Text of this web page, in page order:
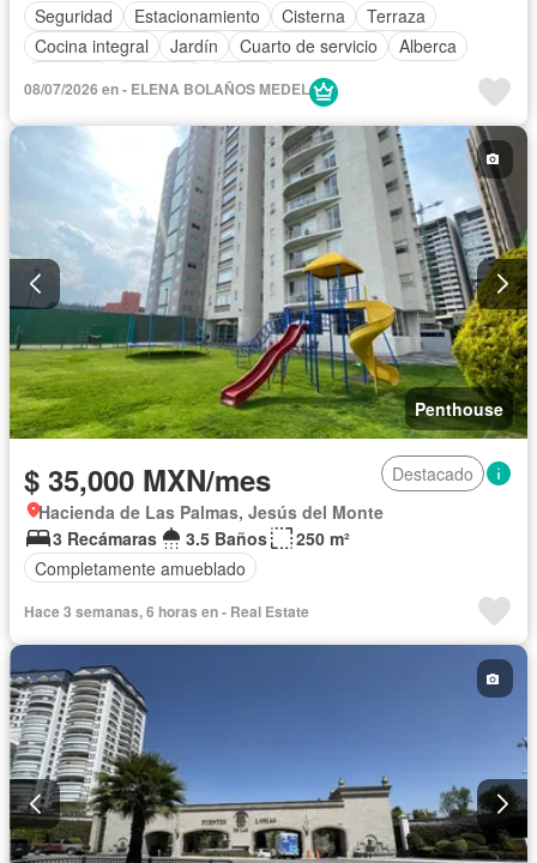
Seguridad
Estacionamiento Cisterna
Terraza
Cocina integral
Jardín Cuarto de servicio
Alberca
Balcón
Acceso para personas con discapacidad
Bodega Jacuzzi
Cuarto de Limpieza
Cancha de tenis
Asador
Zonas verdes
Caseta de vigilancia
Recámara con closet
Vista panorámica
Sauna Conserje Sin amueblar
08/07/2026 en - ELENA BOLAÑOS MEDEL
Penthouse
$ 35,000 MXN/mes
Destacado
Hacienda de Las Palmas, Jesús del Monte
3 Recámaras
3.5 Baños
250 m²
Completamente amueblado
Hace 3 semanas, 6 horas en - Real Estate